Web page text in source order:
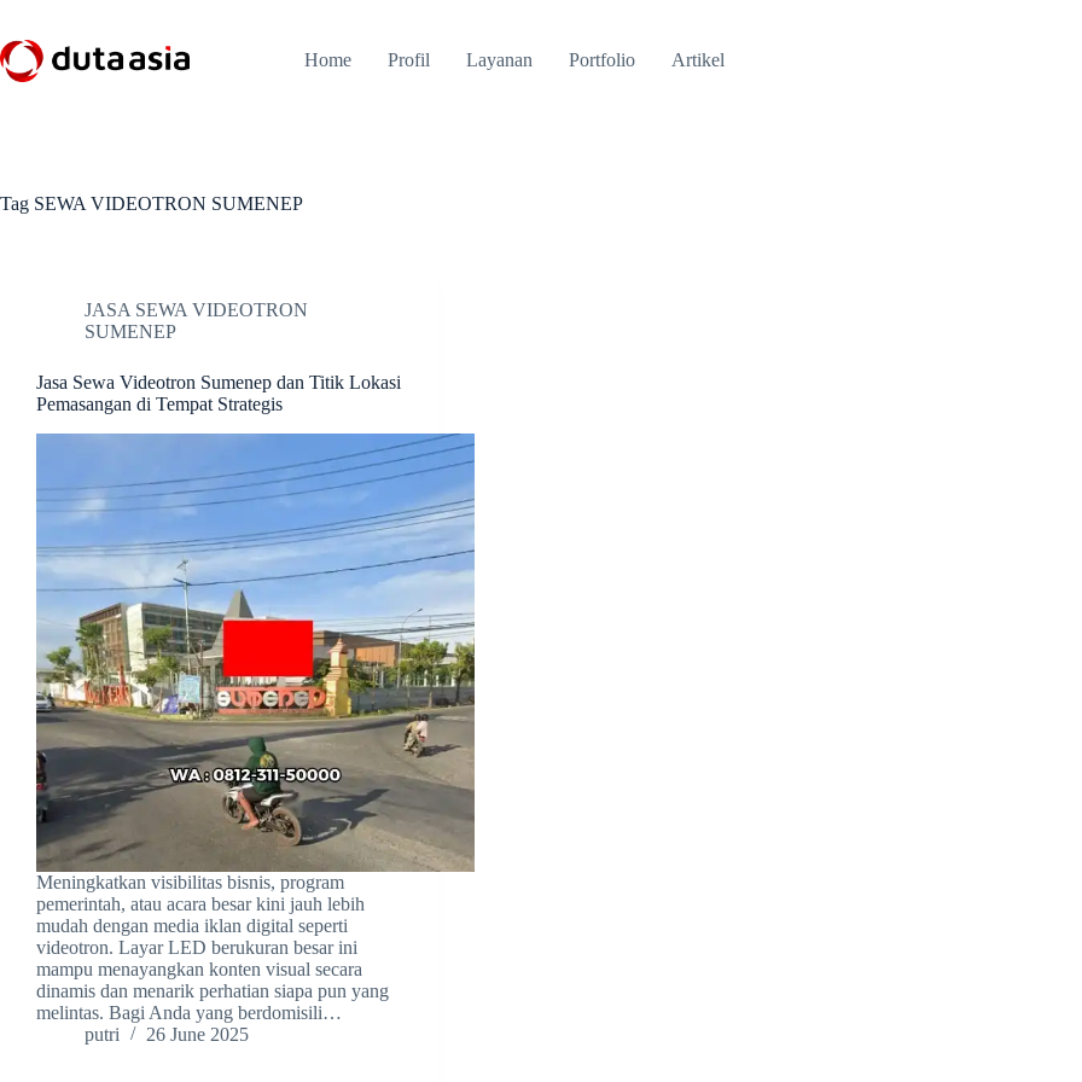
content
Home Profil Layanan Portfolio Artikel
Tag SEWA VIDEOTRON SUMENEP
JASA SEWA VIDEOTRON
SUMENEP
Jasa Sewa Videotron Sumenep dan Titik Lokasi
Pemasangan di Tempat Strategis
Meningkatkan visibilitas bisnis, program
pemerintah, atau acara besar kini jauh lebih
mudah dengan media iklan digital seperti
videotron. Layar LED berukuran besar ini
mampu menayangkan konten visual secara
dinamis dan menarik perhatian siapa pun yang
melintas. Bagi Anda yang berdomisili…
putri
26 June 2025